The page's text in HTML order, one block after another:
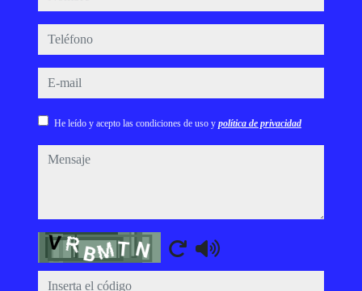
teléfono
e-mail
He leído y acepto las condiciones de uso y política de privacidad
mensaje
Captcha